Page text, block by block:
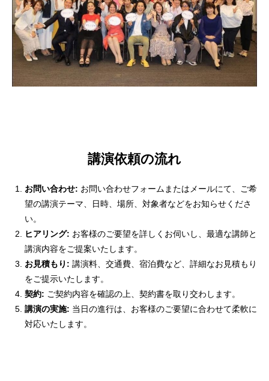
講演依頼の流れ
お問い合わせ: お問い合わせフォームまたはメールにて、ご希
望の講演テーマ、日時、場所、対象者などをお知らせくださ
い。
ヒアリング: お客様のご要望を詳しくお伺いし、最適な講師と
講演内容をご提案いたします。
お見積もり: 講演料、交通費、宿泊費など、詳細なお見積もり
をご提示いたします。
契約: ご契約内容を確認の上、契約書を取り交わします。
講演の実施: 当日の進行は、お客様のご要望に合わせて柔軟に
対応いたします。